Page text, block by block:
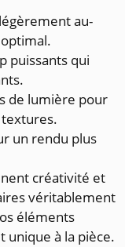
au-
puissants qui
de lumière pour
un rendu plus
créativité et
véritablement
éléments
unique à la pièce.